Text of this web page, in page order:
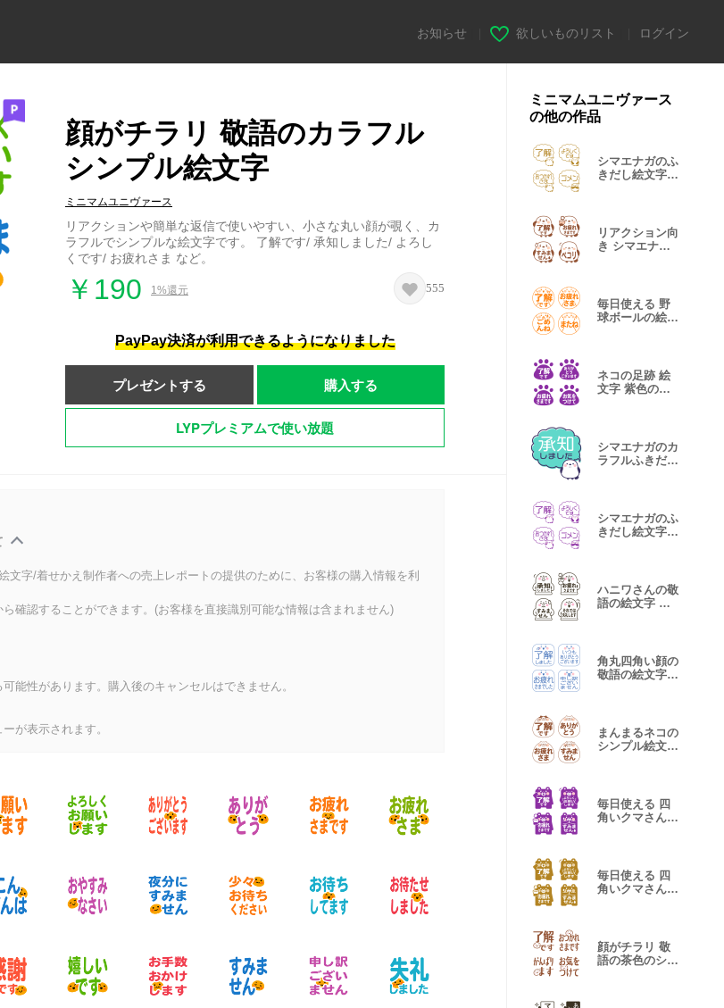
お知らせ 欲しいものリスト ログイン
顔がチラリ 敬語のカラフル
シンプル絵文字
ミニマムユニヴァース
リアクションや簡単な返信で使いやすい、小さな丸い顔が覗く、カ
ラフルでシンプルな絵文字です。 了解です/ 承知しました/ よろし
くです/ お疲れさま など。
￥190 1%還元 555
PayPay決済が利用できるようになりました
プレゼントする 購入する
LYPプレミアムで使い放題
文字/着せかえ制作者への売上レポートの提供のために、お客様の購入情報を利
確認することができます。(お客様を直接識別可能な情報は含まれません)
能性があります。購入後のキャンセルはできません。
が表示されます。
ミニマムユニヴァース
の他の作品
シマエナガのふ
きだし絵文字
リアクション向
き シマエナガ
毎日使える 野
球ボールの絵文
ネコの足跡 絵
文字 紫色の敬
シマエナガのカ
ラフルふきだし
シマエナガのふ
きだし絵文字
ハニワさんの敬
語の絵文字 墨
角丸四角い顔の
敬語の絵文字
まんまるネコの
シンプル絵文字
毎日使える 四
角いクマさんの
毎日使える 四
角いクマさんの
顔がチラリ 敬
語の茶色のシン